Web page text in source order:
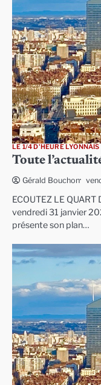
LE 1/4 D'HEURE LYONNAIS
Toute
Gérald Bouchon
ECOUTEZ LE QUART
vendredi 31 janvier
présente son plan…